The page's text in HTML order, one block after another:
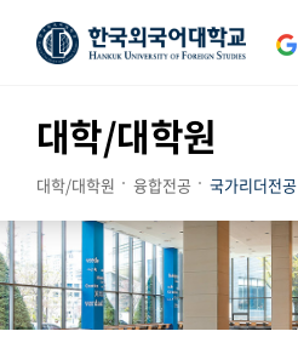
대학/대학원
대학/대학원 융합전공 국가리더전공